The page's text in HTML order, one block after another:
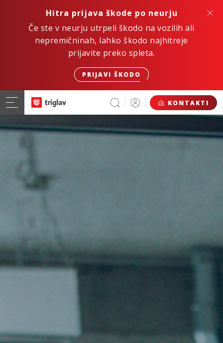
Hitra prijava škode po neurju
Če ste v neurju utrpeli škodo na vozilih ali
nepremičninah, lahko škodo najhitreje
prijavite preko spleta.
PRIJAVI ŠKODO
KONTAKTI